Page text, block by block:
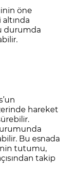
öne
altında
durumda
hareket
Bu esnada
tutumu,
takip